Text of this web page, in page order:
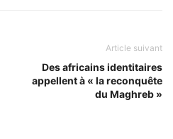
Article suivant
Des africains identitaires
appellent à « la reconquête
du Maghreb »